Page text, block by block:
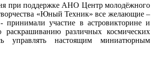
при поддержке АНО Центр молодёжного
«Юный Техник» все желающие –
принимали участие в астровикторине и
раскрашиванию различных космических
управлять настоящим миниатюрным